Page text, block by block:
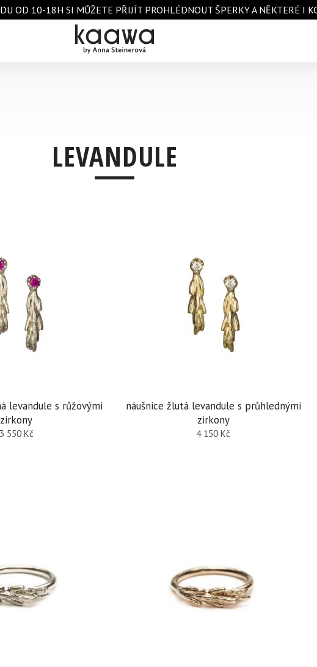
OD 10-18H SI MŮŽETE PŘIJÍT PROHLÉDNOUT ŠPERKY A NĚKTERÉ I
LEVANDULE
levandule s růžovými
zirkony
3 550 Kč
náušnice žlutá levandule s průhlednými
zirkony
4 150Kč